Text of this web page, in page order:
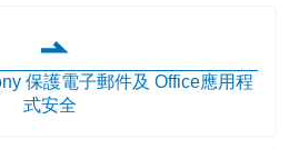
保護電子郵件及 Office應用程
式安全